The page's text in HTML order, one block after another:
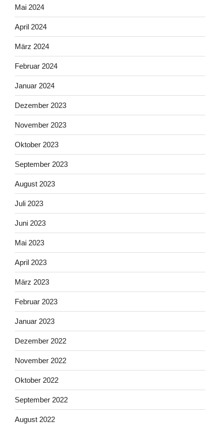
Mai 2024
April 2024
März 2024
Februar 2024
Januar 2024
Dezember 2023
November 2023
Oktober 2023
September 2023
August 2023
Juli 2023
Juni 2023
Mai 2023
April 2023
März 2023
Februar 2023
Januar 2023
Dezember 2022
November 2022
Oktober 2022
September 2022
August 2022